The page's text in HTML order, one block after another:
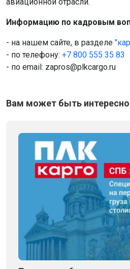
Информацию по кадровым
- на нашем сайте, в разделе
- по телефону: +7 800 555 35 83
- по email: zapros@plkcargo.ru
Вам может быть интересно